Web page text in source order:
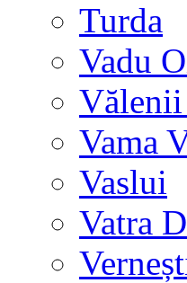
Turda
Vadu
Vama
Vaslui
Vatra